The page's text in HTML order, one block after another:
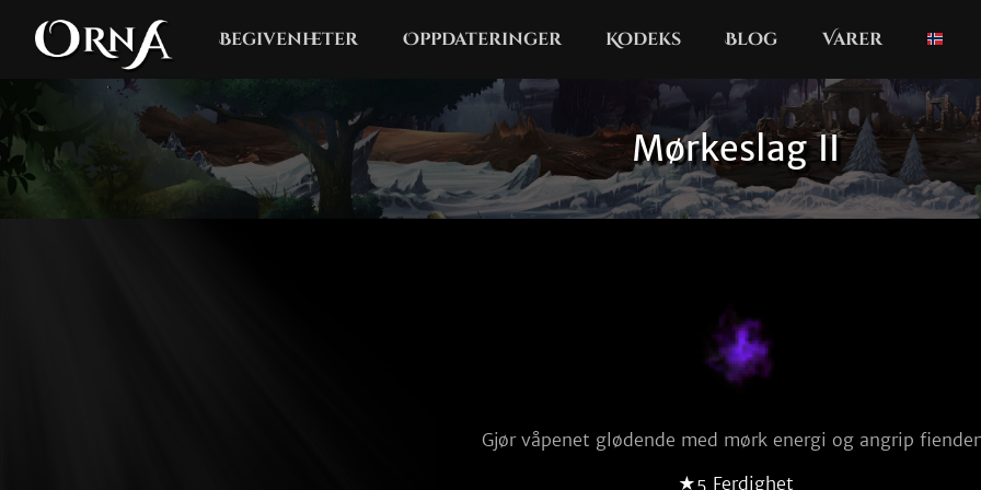
Begivenheter Oppdateringer Kodeks Blog Varer
Mørkeslag II
Gjør våpenet glødende med mørk energi og angrip
★5 Ferdighet